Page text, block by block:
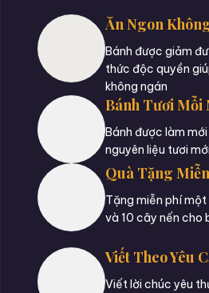
Ăn Ngon
Bánh được giảm
thức độc quyền
không ngán
Bánh Tươi Mỗi
Bánh được làm
nguyên liệu tươi
Quà Tặng
Tặng miễn phí
và 10 cây nến cho
Viết Theo Yêu
Viết lời chúc yêu